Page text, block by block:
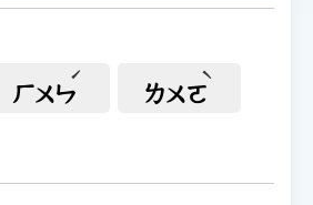
ㄏㄨㄣ ㄌㄨㄛ